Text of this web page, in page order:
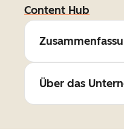
Content Hub
Über das